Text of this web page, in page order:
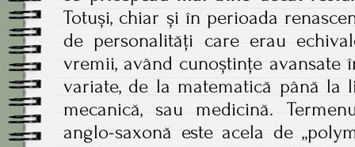
Totuși, chiar și în perioada
de personalități care erau
vremii, având cunoștințe avansate
variate, de la matematică până la
mecanică, sau medicină.
anglo-saxonă este acela de